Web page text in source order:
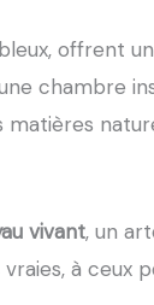
offrent
chambre
vivant, un
à ceux